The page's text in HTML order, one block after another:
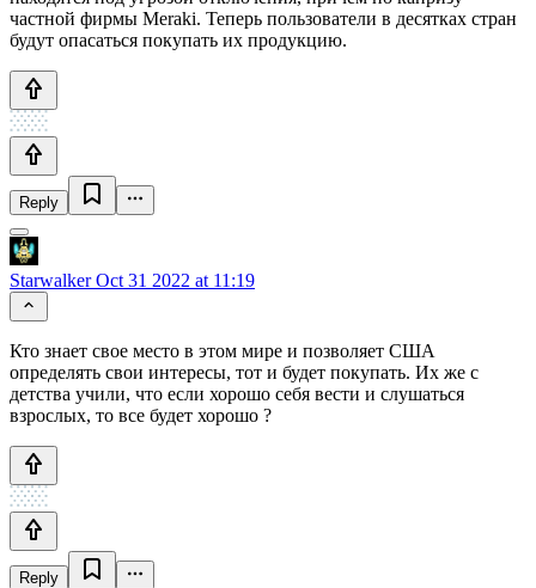
частной фирмы Meraki. Теперь пользователи в десятках стран
будут опасаться покупать их продукцию.
Reply
StarwalkerOct 31 2022 at 11:19
Кто знает свое место в этом мире и позволяет США
определять свои интересы, тот и будет покупать. Их же с
детства учили, что если хорошо себя вести и слушаться
взрослых, то все будет хорошо ?
Reply